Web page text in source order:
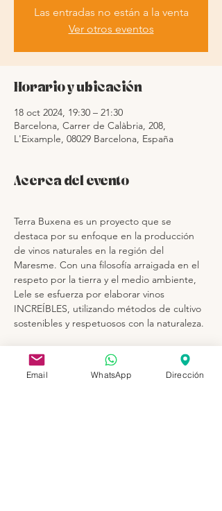
Las entradas no están a la venta
Ver otros eventos
Horario y ubicación
18 oct 2024, 19:30 – 21:30
Barcelona, Carrer de Calàbria, 208,
L'Eixample, 08029 Barcelona, España
Acerca del evento
Terra Buxena es un proyecto que se
destaca por su enfoque en la producción
de vinos naturales en la región del
Maresme. Con una filosofía arraigada en el
respeto por la tierra y el medio ambiente,
Lele se esfuerza por elaborar vinos
INCREÍBLES, utilizando métodos de cultivo
sostenibles y respetuosos con la naturaleza.
Cada paso del proceso de vinificación se
lleva a cabo con meticulosidad y cuidado,
desde la selección de las uvas hasta el
Email WhatsApp Dirección